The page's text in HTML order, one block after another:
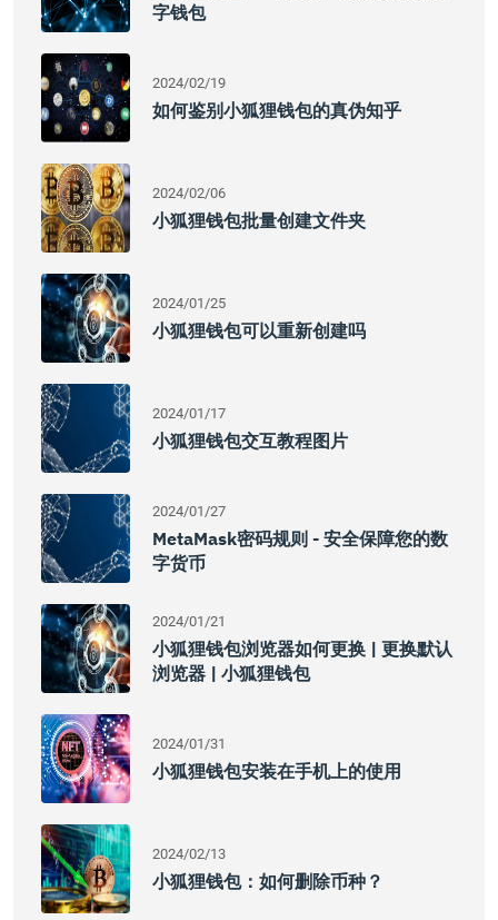
字钱包
2024/02/19
如何鉴别小狐狸钱包的真伪知乎
2024/02/06
小狐狸钱包批量创建文件夹
2024/01/25
小狐狸钱包可以重新创建吗
2024/01/17
小狐狸钱包交互教程图片
2024/01/27
MetaMask密码规则 - 安全保障您的数
字货币
2024/01/21
小狐狸钱包浏览器如何更换 | 更换默认
浏览器 | 小狐狸钱包
2024/01/31
小狐狸钱包安装在手机上的使用
2024/02/13
小狐狸钱包：如何删除币种？